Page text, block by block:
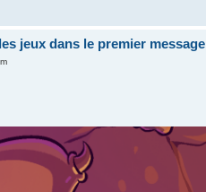
jeux dans le premier message